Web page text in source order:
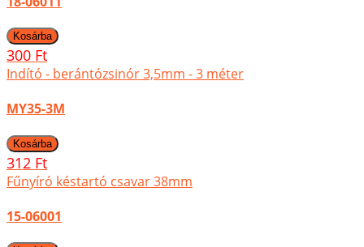
300 Ft
Indító - berántózsinór 3,5mm - 3 méter
MY35-3M
312 Ft
Fűnyíró késtartó csavar 38mm
15-06001